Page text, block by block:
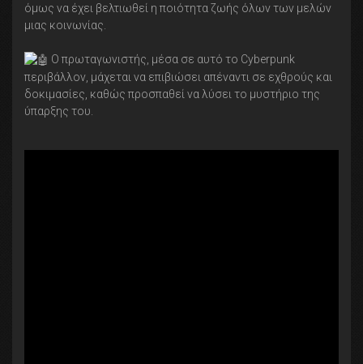
όμως να έχει βελτιωθεί η ποιότητα ζωής όλων των μελών
μιας κοινωνίας.
Ο πρωταγωνιστής, μέσα σε αυτό το Cyberpunk
περιβάλλον, μάχεται να επιβιώσει απέναντι σε εχθρούς και
δοκιμασίες, καθώς προσπαθεί να λύσει το μυστήριο της
ύπαρξης του.